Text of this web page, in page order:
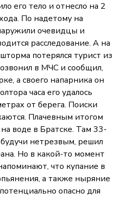
его тело и отнесло на 2
По надетому на
очевидцы и
расследование. А на
потерялся турист из
в МЧС и сообщил,
а своего напарника он
часа его удалось
от берега. Поиски
Плачевным итогом
воде в Братске. Там 33-
нетрезвым, решил
Но в какой-то момент
что купание в
а также ныряние
опасно для